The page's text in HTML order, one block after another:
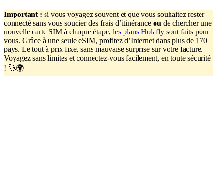
Important : si vous voyagez souvent et que vous souhaitez rester
connecté sans vous soucier des frais d’itinérance ou de chercher une
nouvelle carte SIM à chaque étape, les plans Holafly sont faits pour
vous. Grâce à une seule eSIM, profitez d’Internet dans plus de 170
pays. Le tout à prix fixe, sans mauvaise surprise sur votre facture.
Voyagez sans limites et connectez-vous facilement, en toute sécurité
! 🚀🌍